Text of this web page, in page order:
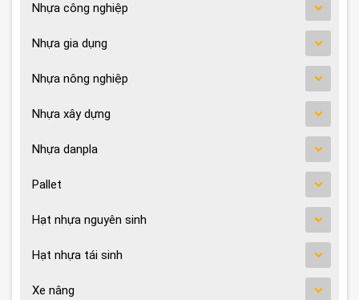
Nhựa công nghiệp
Nhựa gia dụng
Nhựa nông nghiệp
Nhựa xây dựng
Nhựa danpla
Pallet
Hạt nhựa nguyên sinh
Hạt nhựa tái sinh
Xe nâng